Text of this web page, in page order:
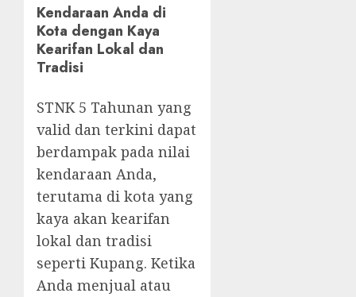
Kendaraan Anda di
Kota dengan Kaya
Kearifan Lokal dan
Tradisi
STNK 5 Tahunan yang
valid dan terkini dapat
berdampak pada nilai
kendaraan Anda,
terutama di kota yang
kaya akan kearifan
lokal dan tradisi
seperti Kupang. Ketika
Anda menjual atau